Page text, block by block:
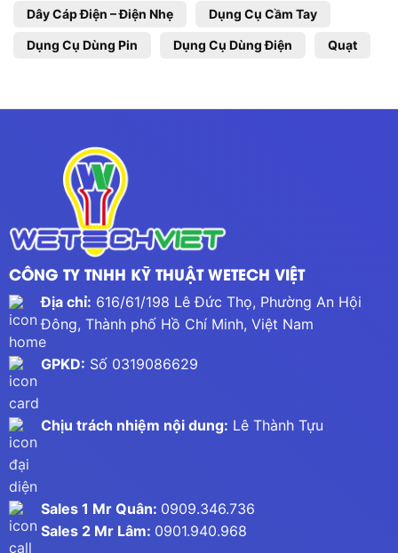
Dây Cáp Điện – Điện Nhẹ Dụng Cụ Cầm Tay
Dụng Cụ Dùng Pin Dụng Cụ Dùng Điện Quạt
CÔNG TY TNHH KỸ THUẬT WETECH VIỆT
Địa chỉ: 616/61/198 Lê Đức Thọ, Phường An Hội
Đông, Thành phố Hồ Chí Minh, Việt Nam
GPKD: Số 0319086629
Chịu trách nhiệm nội dung: Lê Thành Tựu
Sales 1 Mr Quân: 0909.346.736
Sales 2 Mr Lâm: 0901.940.968